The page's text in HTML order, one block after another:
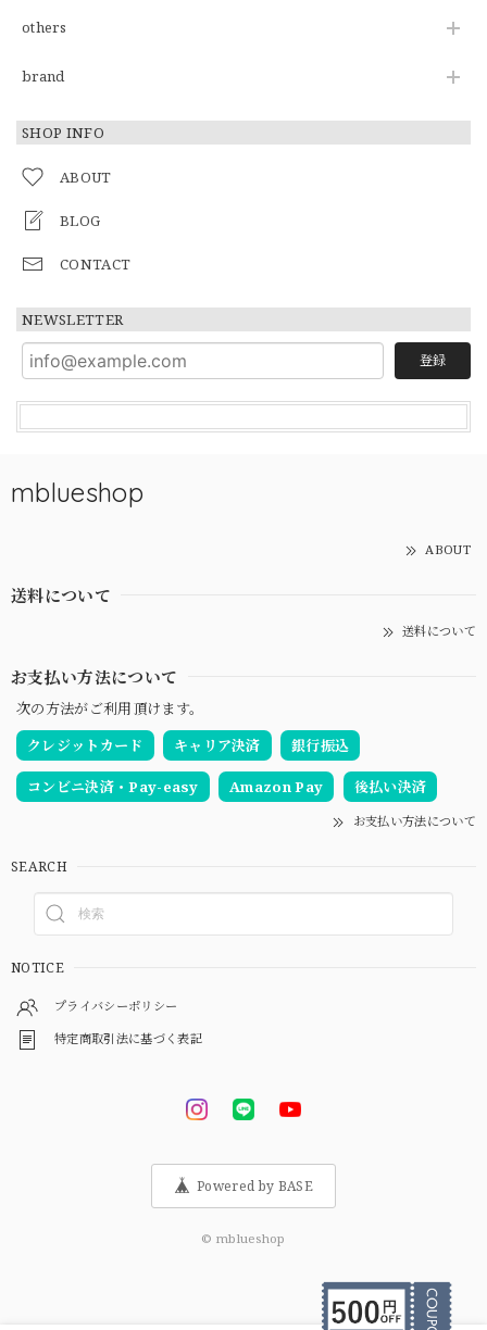
others
brand
SHOP INFO
ABOUT
BLOG
CONTACT
NEWSLETTER
登録
mblueshop
ABOUT
送料について
送料について
お支払い方法について
次の方法がご利用頂けます。
クレジットカード
キャリア決済 銀行振込
コンビニ決済・Pay-easy Amazon Pay 後払い決済
お支払い方法について
SEARCH
NOTICE
プライバシーポリシー
特定商取引法に基づく表記
Powered by BASE
© mblueshop